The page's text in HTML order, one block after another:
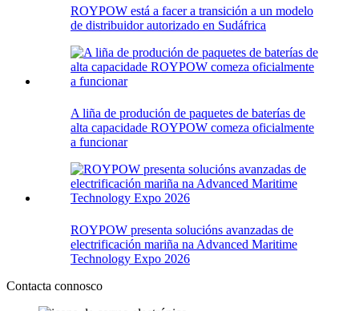
ROYPOW está a facer a transición a un modelo
de distribuidor autorizado en Sudáfrica
A liña de produción de paquetes de baterías de
alta capacidade ROYPOW comeza oficialmente
a funcionar
ROYPOW presenta solucións avanzadas de
electrificación mariña na Advanced Maritime
Technology Expo 2026
Contacta connosco